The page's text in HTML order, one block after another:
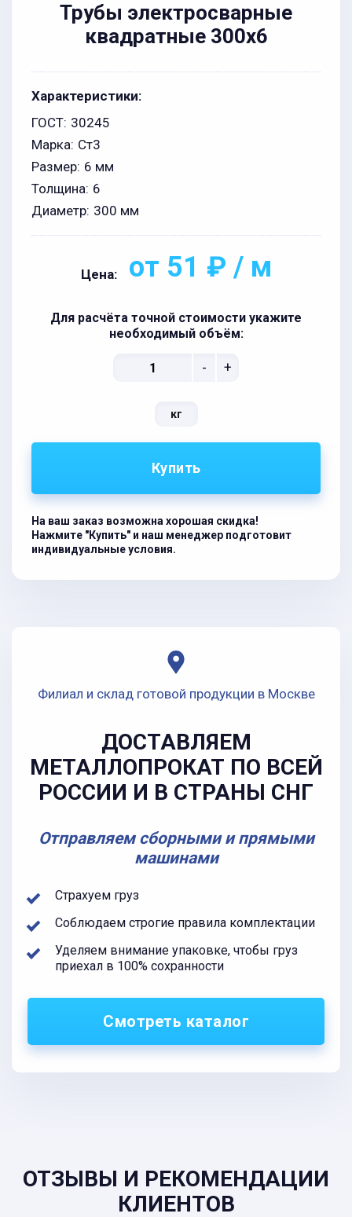
Трубы электросварные
квадратные 300x6
Характеристики:
ГОСТ: 30245
Марка: Ст3
Размер: 6 мм
Толщина: 6
Диаметр: 300 мм
Цена: от 51 ₽ / м
Для расчёта точной стоимости укажите
необходимый объём:
- +
кг
Купить
На ваш заказ возможна хорошая скидка!
Нажмите "Купить" и наш менеджер подготовит
индивидуальные условия.
Филиал и склад готовой продукции в Москве
ДОСТАВЛЯЕМ
МЕТАЛЛОПРОКАТ ПО ВСЕЙ
РОССИИ И В СТРАНЫ СНГ
Отправляем сборными и прямыми
машинами
Страхуем груз
Соблюдаем строгие правила комплектации
Уделяем внимание упаковке, чтобы груз
приехал в 100% сохранности
Смотреть каталог
ОТЗЫВЫ И РЕКОМЕНДАЦИИ
КЛИЕНТОВ